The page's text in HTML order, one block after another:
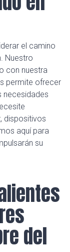
el camino
Nuestro
con nuestra
permite ofrecer
necesidades
dispositivos
aquí para
su
del